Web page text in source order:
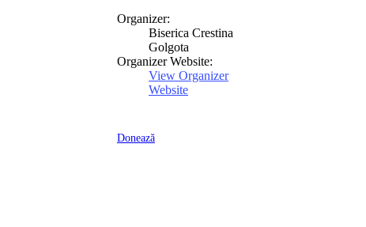
Organizer:
Biserica Crestina
Golgota
Organizer Website:
View Organizer
Website
Donează